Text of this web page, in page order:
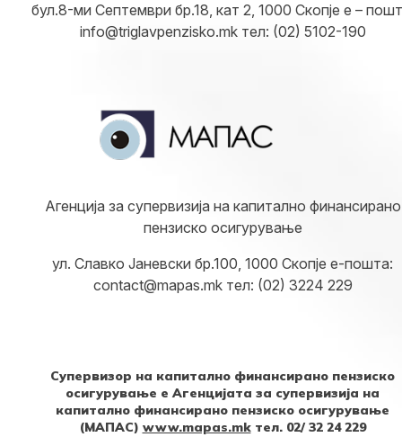
бул.8-ми Септември бр.18, кат 2, 1000 Скопје е –
info@triglavpenzisko.mk тел: (02) 5102-190
Агенција за супервизија на капитално финансирано
пензиско осигурување
ул. Славко Јаневски бр.100, 1000 Скопје е-пошта:
contact@mapas.mk тел: (02) 3224 229
Супервизор на капитално финансирано пензиско
осигурување е Агенцијата за супервизија на
капитално финансирано пензиско осигурување
(МАПАС) www.mapas.mkтел. 02/ 32 24 229